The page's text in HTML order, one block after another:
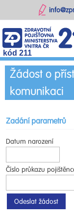
kód 211
Žádost o
komunikaci
Zadání parametrů
Datum narození
Číslo průkazu